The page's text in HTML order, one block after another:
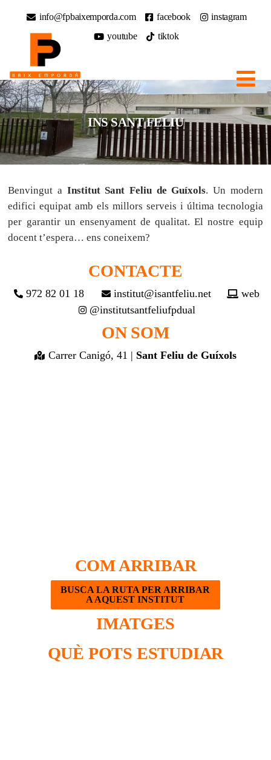
info@fpbaixemporda.com facebook
instagram
youtube
tiktok
INS SANT FELIU
Benvingut a Institut Sant Feliu de Guíxols. Un modern
edifici equipat amb els millors serveis i última tecnologia
per garantir un ensenyament de qualitat. El nostre equip
docent t’espera… ens coneixem?
CONTACTE
972 82 01 18 institut@isantfeliu.net
web
@institutsantfeliufpdual
ON SOM
Carrer Canigó, 41 | Sant Feliu de Guíxols
COM ARRIBAR
BUSCA LA RUTA PER ARRIBAR
A AQUEST INSTITUT
IMATGES
QUÈ POTS ESTUDIAR